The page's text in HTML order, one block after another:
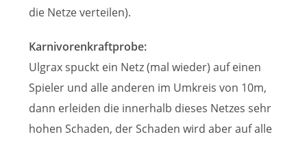
die Netze verteilen).
Karnivorenkraftprobe:
Ulgrax spuckt ein Netz (mal wieder) auf einen
Spieler und alle anderen im Umkreis von 10m,
dann erleiden die innerhalb dieses Netzes sehr
hohen Schaden, der Schaden wird aber auf alle